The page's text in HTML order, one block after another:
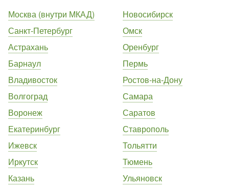
Москва (внутри МКАД)
Санкт-Петербург
Астрахань
Барнаул
Владивосток
Волгоград
Воронеж
Екатеринбург
Ижевск
Иркутск
Казань
Новосибирск
Омск
Оренбург
Пермь
Ростов-на-Дону
Самара
Саратов
Ставрополь
Тольятти
Тюмень
Ульяновск